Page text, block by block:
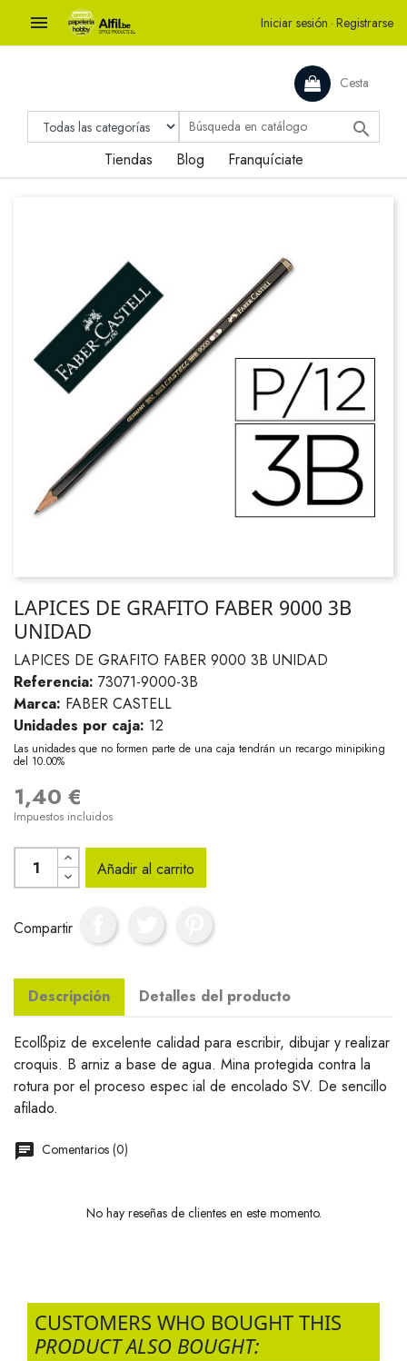
 Iniciar sesión · Registrarse
Cesta

Tiendas Blog Franquíciate
LAPICES DE GRAFITO FABER 9000 3B
UNIDAD
LAPICES DE GRAFITO FABER 9000 3B UNIDAD
Referencia: 73071-9000-3B
Marca: FABER CASTELL
Unidades por caja: 12
Las unidades que no formen parte de una caja tendrán un recargo minipiking
del 10.00%
1,40 €
Impuestos incluidos
Añadir al carrito
Compartir
Descripción Detalles del producto
Ecolßpiz de excelente calidad para escribir, dibujar y realizar
croquis. B arniz a base de agua. Mina protegida contra la
rotura por el proceso espec ial de encolado SV. De sencillo
afilado.
Comentarios (0)
No hay reseñas de clientes en este momento.
CUSTOMERS WHO BOUGHT THIS
PRODUCT ALSO BOUGHT: